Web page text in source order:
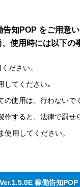
告知POP をご用意
使用時には以下の
ださい。
してください｡
使用は、行わないで
すると、法律で罰せ
用してください。
Ver.1.5.0E 稼働告知POP